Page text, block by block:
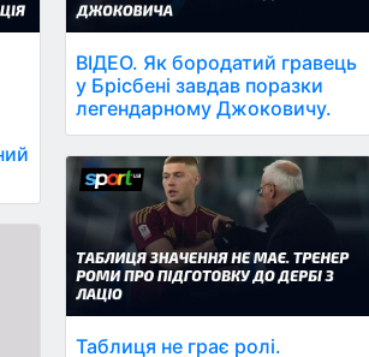
ВІДЕО. Як бородатий гравець
у Брісбені завдав поразки
легендарному Джоковичу.
Таблиця не грає ролі.